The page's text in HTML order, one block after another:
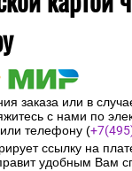
заказа или в
с нами по
телефону (
ссылку на
удобным Вам